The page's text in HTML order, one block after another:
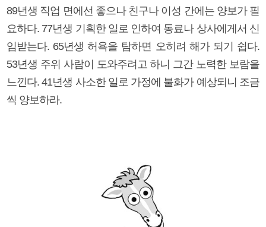
89년생 직업 면에선 좋으나 친구나 이성 간에는 양보가 필
요하다. 77년생 기획한 일로 인하여 동료나 상사에게서 신
임받는다. 65년생 허욕을 탐하면 오히려 해가 되기 쉽다.
53년생 주위 사람이 도와주려고 하니 그간 노력한 보람을
느낀다. 41년생 사소한 일로 가정에 불화가 예상되니 조금
씩 양보하라.